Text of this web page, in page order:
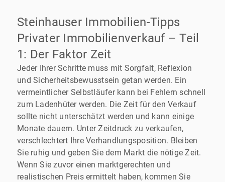
Steinhauser Immobilien-Tipps
Privater Immobilienverkauf – Teil
1: Der Faktor Zeit
Jeder Ihrer Schritte muss mit Sorgfalt, Reflexion
und Sicherheitsbewusstsein getan werden. Ein
vermeintlicher Selbstläufer kann bei Fehlern schnell
zum Ladenhüter werden. Die Zeit für den Verkauf
sollte nicht unterschätzt werden und kann einige
Monate dauern. Unter Zeitdruck zu verkaufen,
verschlechtert Ihre Verhandlungsposition. Bleiben
Sie ruhig und geben Sie dem Markt die nötige Zeit.
Wenn Sie zuvor einen marktgerechten und
realistischen Preis ermittelt haben, kommen Sie